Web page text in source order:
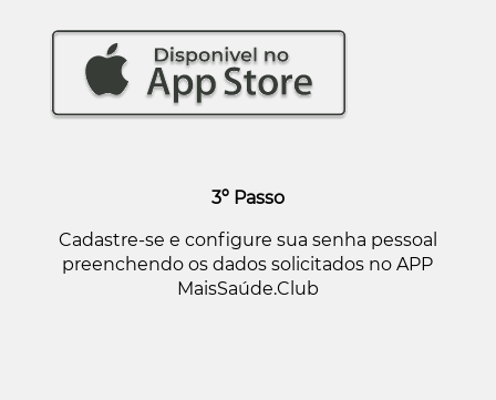
3º Passo
Cadastre-se e configure sua senha pessoal
preenchendo os dados solicitados no APP
MaisSaúde.Club